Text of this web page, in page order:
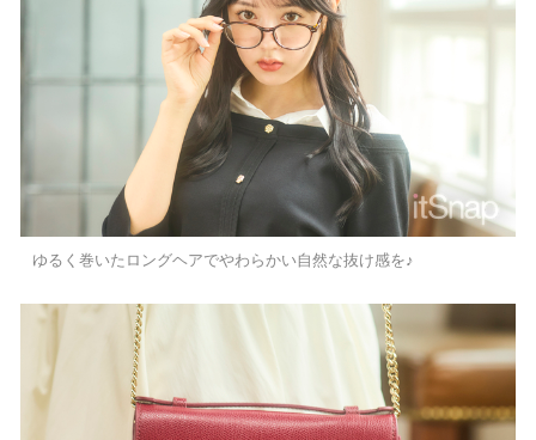
ゆるく巻いたロングヘアでやわらかい自然な抜け感を♪